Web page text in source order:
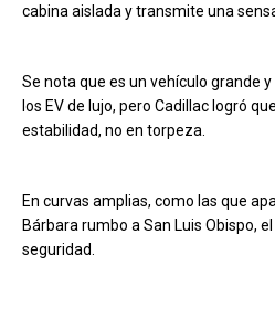
cabina aislada y transmite una
Se nota que es un vehículo grande
los EV de lujo, pero Cadillac logró
estabilidad, no en torpeza.
En curvas amplias, como las que
Bárbara rumbo a San Luis Obispo,
seguridad.